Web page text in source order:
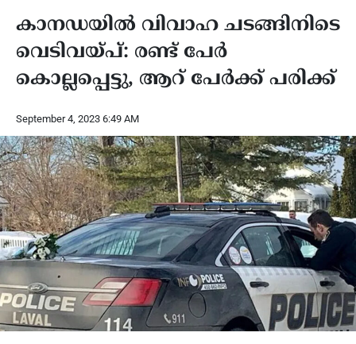
കാനഡയില്‍ വിവാഹ ചടങ്ങിനിടെ
വെടിവയ്പ്: രണ്ട് പേര്‍
കൊല്ലപ്പെട്ടു, ആറ് പേര്‍ക്ക് പരിക്ക്
September 4, 2023 6:49 AM